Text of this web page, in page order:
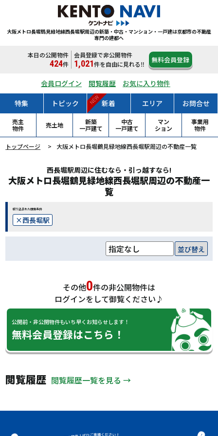
大阪メトロ長堀鶴見緑地線西長堀駅周辺の新築・中古・マンション・一戸建は京都市の不動産
専門の建都へ
本日の公開物件
424件
会員登録で非公開物件
1,021件を自由に見れる‼ 無料会員登録
会員ログイン 閲覧履歴 お気に入り物件
特集 トピック 新着
NEW エリア お問合せ
売主
物件
売土地
新築
一戸建て
中古
一戸建て
マン
ション
事業用
物件
トップページ 大阪メトロ長堀鶴見緑地線西長堀駅周辺の不動産一覧
西長堀駅周辺に住むなら・引っ越すなら!
大阪メトロ長堀鶴見緑地線西長堀駅周辺の不動産一
覧
絞り込まれた検索条件
西長堀駅
並び替え
その他0件の非公開物件は
ログインをして御覧ください♪
公開前・非公開物件もいち早くお知らせします！
無料会員登録はこちら！
閲覧履歴 閲覧履歴一覧を見る →